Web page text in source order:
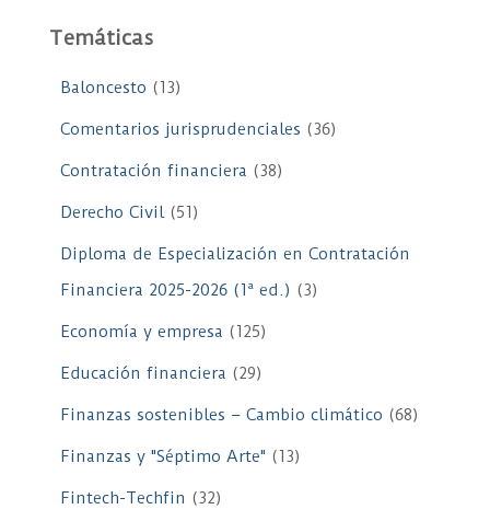
Temáticas
Baloncesto (13)
Comentarios jurisprudenciales (36)
Contratación financiera (38)
Derecho Civil(51)
Diploma de Especialización en Contratación
Financiera 2025-2026 (1ª ed.) (3)
Economía y empresa (125)
Educación financiera (29)
Finanzas sostenibles – Cambio climático (68)
Finanzas y "Séptimo Arte" (13)
Fintech-Techfin (32)